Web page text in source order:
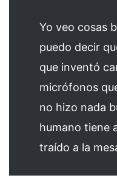
Yo veo cosas
puedo decir
que inventó
micrófonos
no hizo nada
humano tiene
traído a la